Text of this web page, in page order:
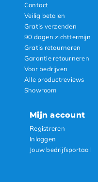
Contact
Veilig betalen
Gratis verzenden
90 dagen zichttermijn
Gratis retourneren
Garantie retourneren
Voor bedrijven
Alle productreviews
Showroom
Mijn account
Registreren
Inloggen
Jouw bedrijfsportaal